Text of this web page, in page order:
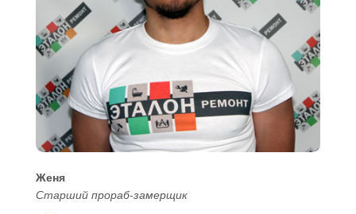
Женя
Старший прораб-замерщик